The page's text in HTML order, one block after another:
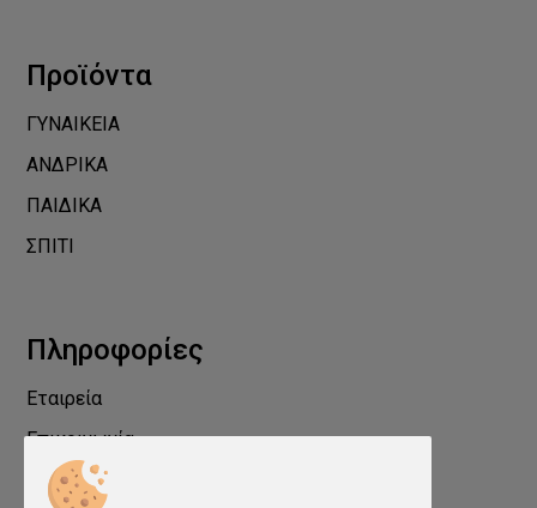
Προϊόντα
ΓΥΝΑΙΚΕΙΑ
ΑΝΔΡΙΚΑ
ΠΑΙΔΙΚΑ
ΣΠΙΤΙ
Πληροφορίες
Εταιρεία
Επικοινωνία
Προστασία Προσωπικών Δεδομένων